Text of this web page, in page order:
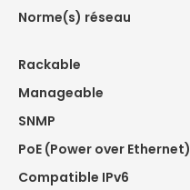
Norme(s) réseau
Rackable
Manageable
SNMP
PoE (Power over Ethernet)
Compatible IPv6